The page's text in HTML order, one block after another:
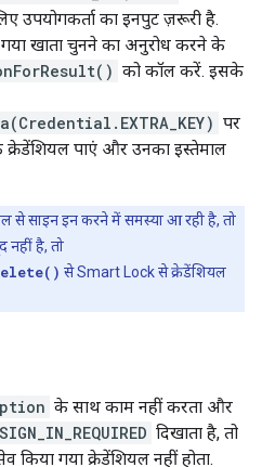
उपयोगकर्ता का इनपुट ज़रूरी है.
गया खाता चुनने का अनुरोध करने के
को कॉल करें. इसके
पर
पाएं और उनका इस्तेमाल
से साइन इन करने में समस्या आ रही है, तो
नहीं है, तो
से Smart Lock से क्रेडेंशियल
के साथ काम नहीं करता और
SIGN_IN_REQUIRED दिखाता है, तो
किया गया क्रेडेंशियल नहीं होता.